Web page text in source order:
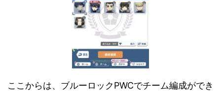
ここからは、ブルーロックPWCでチーム編成ができ